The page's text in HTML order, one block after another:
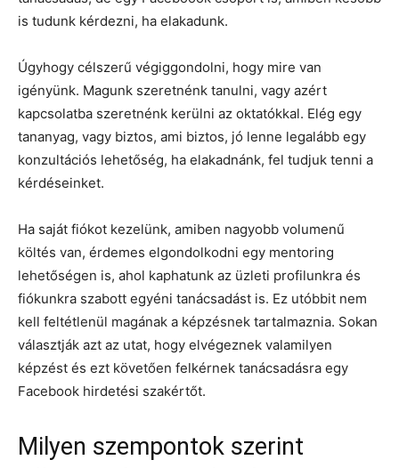
is tudunk kérdezni, ha elakadunk.
Úgyhogy célszerű végiggondolni, hogy mire van
igényünk. Magunk szeretnénk tanulni, vagy azért
kapcsolatba szeretnénk kerülni az oktatókkal. Elég egy
tananyag, vagy biztos, ami biztos, jó lenne legalább egy
konzultációs lehetőség, ha elakadnánk, fel tudjuk tenni a
kérdéseinket.
Ha saját fiókot kezelünk, amiben nagyobb volumenű
költés van, érdemes elgondolkodni egy mentoring
lehetőségen is, ahol kaphatunk az üzleti profilunkra és
fiókunkra szabott egyéni tanácsadást is. Ez utóbbit nem
kell feltétlenül magának a képzésnek tartalmaznia. Sokan
választják azt az utat, hogy elvégeznek valamilyen
képzést és ezt követően felkérnek tanácsadásra egy
Facebook hirdetési szakértőt.
Milyen szempontok szerint